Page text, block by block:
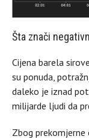
Šta znači
Cijena barela
su ponuda,
daleko je iznad
milijarde ljudi da
Zbog